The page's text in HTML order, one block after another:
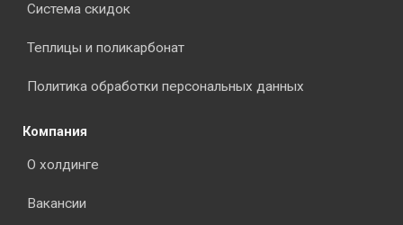
Система скидок
Теплицы и поликарбонат
Политика обработки персональных данных
Компания
О холдинге
Вакансии